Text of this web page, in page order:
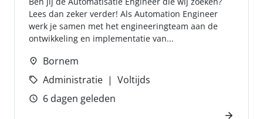
Lees dan zeker verder! Als Automation Engineer
werk je samen met het engineeringteam aan de
ontwikkeling en implementatie van...
Bornem
Administratie
Voltijds
6 dagen geleden